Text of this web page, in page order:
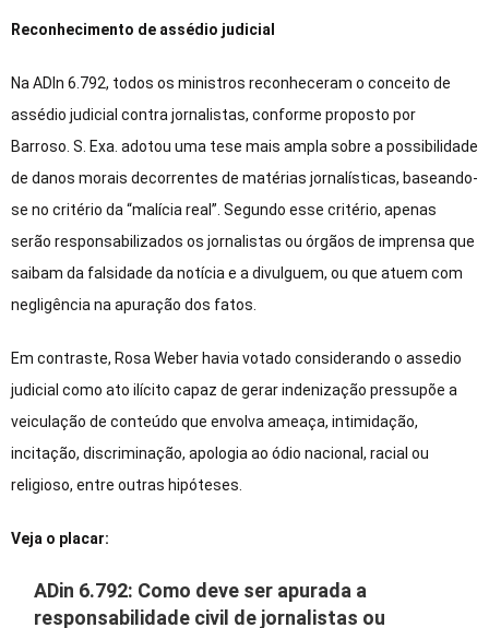
Reconhecimento de assédio judicial
Na ADIn 6.792, todos os ministros reconheceram o conceito de
assédio judicial contra jornalistas, conforme proposto por
Barroso. S. Exa. adotou uma tese mais ampla sobre a possibilidade
de danos morais decorrentes de matérias jornalísticas, baseando-
se no critério da “malícia real”. Segundo esse critério, apenas
serão responsabilizados os jornalistas ou órgãos de imprensa que
saibam da falsidade da notícia e a divulguem, ou que atuem com
negligência na apuração dos fatos.
Em contraste, Rosa Weber havia votado considerando o assedio
judicial como ato ilícito capaz de gerar indenização pressupõe a
veiculação de conteúdo que envolva ameaça, intimidação,
incitação, discriminação, apologia ao ódio nacional, racial ou
religioso, entre outras hipóteses.
Veja o placar:
ADin 6.792: Como deve ser apurada a
responsabilidade civil de jornalistas ou